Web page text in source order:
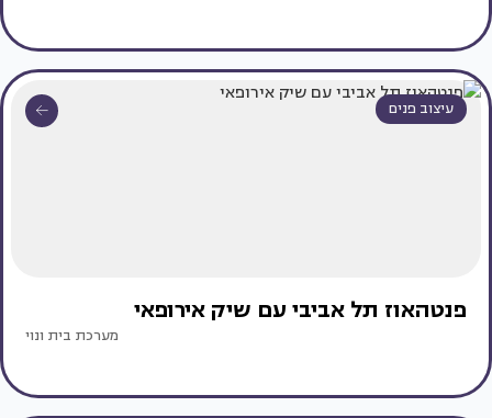
עיצוב פנים
פנטהאוז תל אביבי עם שיק אירופאי
מערכת בית ונוי